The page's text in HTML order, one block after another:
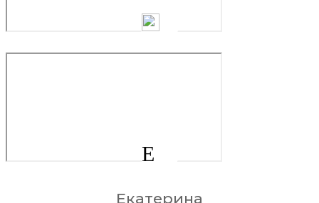
Е
Екатерина